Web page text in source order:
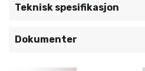
Teknisk spesifikasjon
Dokumenter